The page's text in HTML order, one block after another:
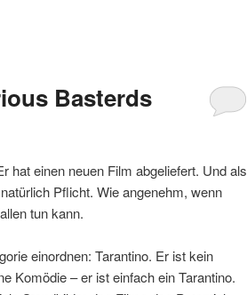
Basterds
hat einen neuen Film abgeliefert. Und als
Pflicht. Wie angenehm, wenn
tun kann.
einordnen: Tarantino. Er ist kein
Komödie – er ist einfach ein Tarantino.